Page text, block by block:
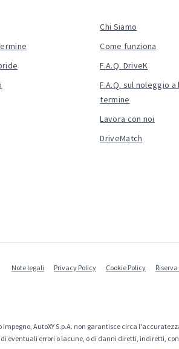
Chi Siamo
Come funziona
F.A.Q. DriveK
F.A.Q. sul noleggio a
termine
Lavora con noi
DriveMatch
Note legali Privacy Policy Cookie Policy
AutoXY S.p.A. non garantisce circa
di eventuali errori o lacune, o di danni diretti, indiretti,